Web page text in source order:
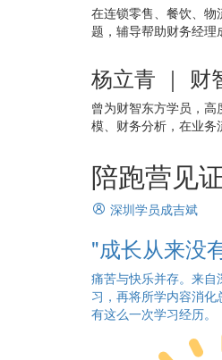
在连锁零售、餐饮、
题，辅导帮助财务经理
杨立青 ｜ 财
曾为财智东方学员，
模、财务分析，在业
陪跑营见
深圳学员成吉斌
"成长从来没
痛苦与快乐并存。来
习，再将所学内容消
有这么一次学习经历。